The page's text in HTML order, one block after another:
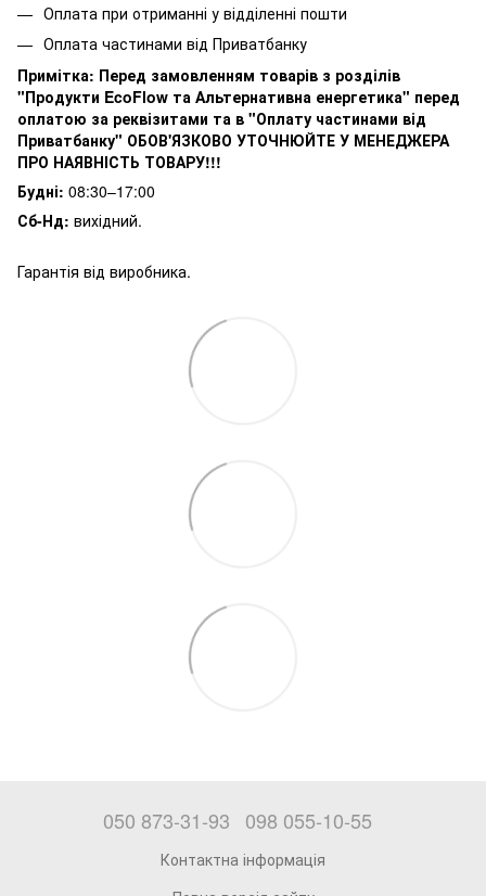
Оплата при отриманні у відділенні пошти
Оплата частинами від Приватбанку
Примітка: Перед замовленням товарів з розділів
"Продукти EcoFlow та Альтернативна енергетика" перед
оплатою за реквізитами та в "Оплату частинами від
Приватбанку" ОБОВ'ЯЗКОВО УТОЧНЮЙТЕ У МЕНЕДЖЕРА
ПРО НАЯВНІСТЬ ТОВАРУ!!!
Будні: 08:30–17:00
Сб-Нд: вихідний.
Гарантія від виробника.
050 873-31-93 098 055-10-55
Контактна інформація